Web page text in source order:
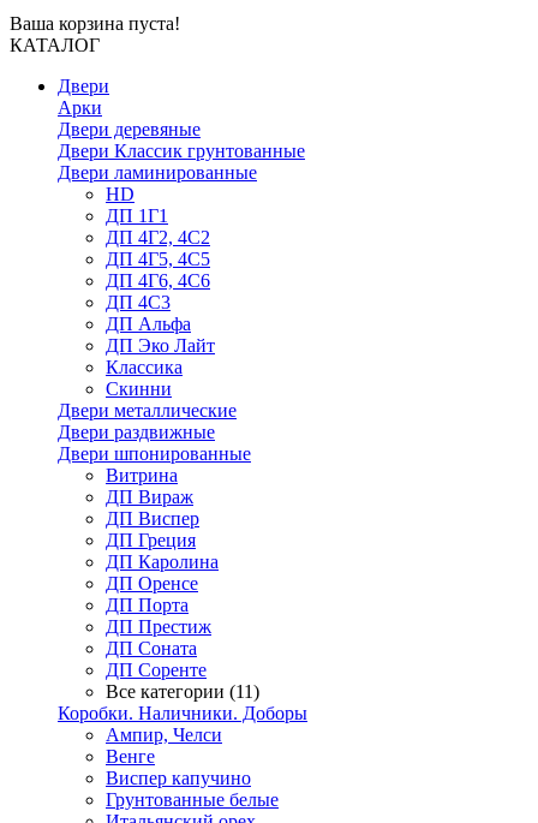
Ваша корзина пуста!
КАТАЛОГ
Двери
Арки
Двери деревяные
Двери Классик грунтованные
Двери ламинированные
HD
ДП 1Г1
ДП 4Г2, 4С2
ДП 4Г5, 4С5
ДП 4Г6, 4С6
ДП 4С3
ДП Альфа
ДП Эко Лайт
Классика
Скинни
Двери металлические
Двери раздвижные
Двери шпонированные
Витрина
ДП Вираж
ДП Виспер
ДП Греция
ДП Каролина
ДП Оренсе
ДП Порта
ДП Престиж
ДП Соната
ДП Соренте
Все категории (11)
Коробки. Наличники. Доборы
Ампир, Челси
Венге
Виспер капучино
Грунтованные белые